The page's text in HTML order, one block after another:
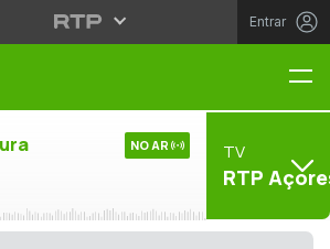
Entrar
NO AR TV
RTP